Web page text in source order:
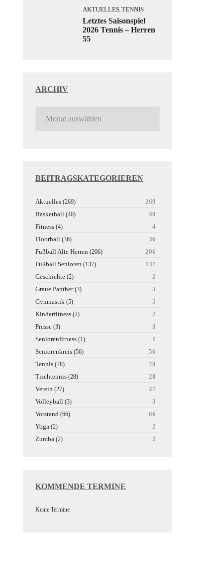
AKTUELLES, TENNIS
Letztes Saisonspiel
2026 Tennis – Herren
55
ARCHIV
BEITRAGSKATEGORIEREN
Aktuelles (269)
269
Basketball (40)
40
Fitness (4)
4
Floorball (36)
36
Fußball Alte Herren (206)
206
Fußball Senioren (137)
137
Geschichte (2)
2
Graue Panther(3)
3
Gymnastik (5)
5
Kinderfitness (2)
2
Presse (3)
3
Seniorenfitness (1)
1
Seniorenkreis (56)
56
Tennis (78)
78
Tischtennis (28)
28
Verein (27)
27
Volleyball (3)
3
Vorstand (66)
66
Yoga (2)
2
Zumba (2) 2
KOMMENDE TERMINE
Keine Termine